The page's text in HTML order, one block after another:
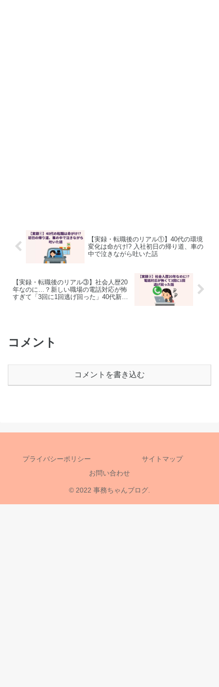
【実録・転職後のリアル①】40代の環境
変化は命がけ!? 入社初日の帰り道、車の
中で泣きながら吐いた話
【実録・転職後のリアル③】社会人歴20
年なのに…？新しい職場の電話対応が怖
すぎて「3回に1回逃げ回った」40代新人
コメント
コメントを書き込む
プライバシーポリシー
サイトマップ
お問い合わせ
© 2022 事務ちゃんブログ.